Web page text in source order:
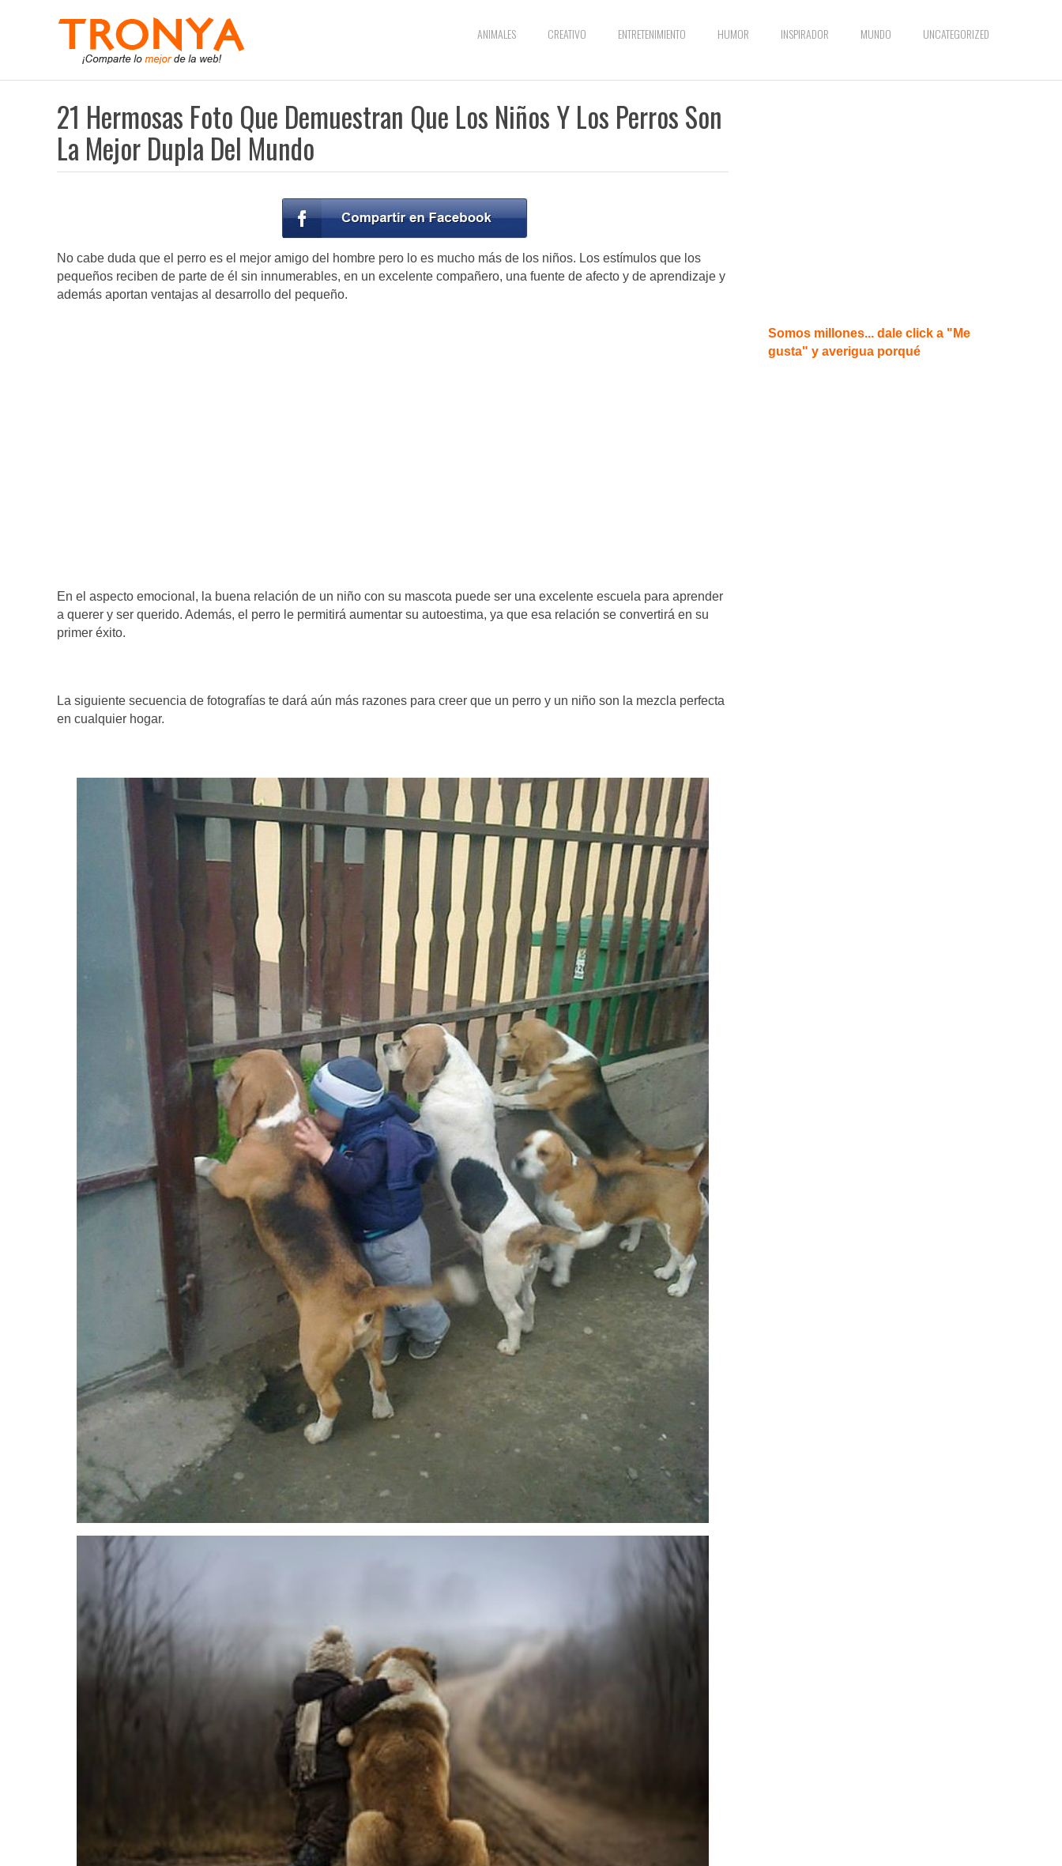
ANIMALES CREATIVO ENTRETENIMIENTO HUMOR INSPIRADOR MUNDO UNCATEGORIZED
21 Hermosas Foto Que Demuestran Que Los Niños Y Los Perros Son
La Mejor Dupla Del Mundo
No cabe duda que el perro es el mejor amigo del hombre pero lo es mucho más de los niños. Los estímulos que los
pequeños reciben de parte de él sin innumerables, en un excelente compañero, una fuente de afecto y de aprendizaje y
además aportan ventajas al desarrollo del pequeño.
En el aspecto emocional, la buena relación de un niño con su mascota puede ser una excelente escuela para aprender
a querer y ser querido. Además, el perro le permitirá aumentar su autoestima, ya que esa relación se convertirá en su
primer éxito.
La siguiente secuencia de fotografías te dará aún más razones para creer que un perro y un niño son la mezcla perfecta
en cualquier hogar.
Somos millones... dale click a "Me
gusta" y averigua porqué